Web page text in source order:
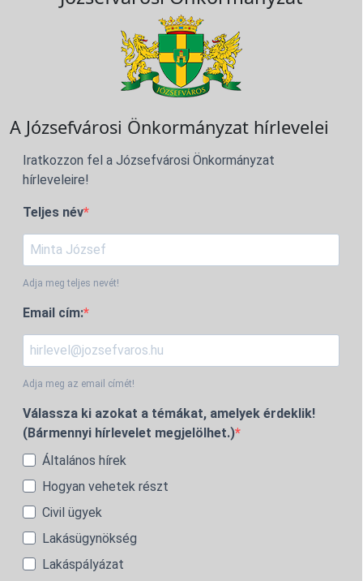
A Józsefvárosi Önkormányzat hírlevelei
Iratkozzon fel a Józsefvárosi Önkormányzat
hírleveleire!
Teljes név
Adja meg teljes nevét!
Email cím:
Adja meg az email címét!
Válassza ki azokat a témákat, amelyek érdeklik!
(Bármennyi hírlevelet megjelölhet.)
Általános hírek
Hogyan vehetek részt
Civil ügyek
Lakásügynökség
Lakáspályázat